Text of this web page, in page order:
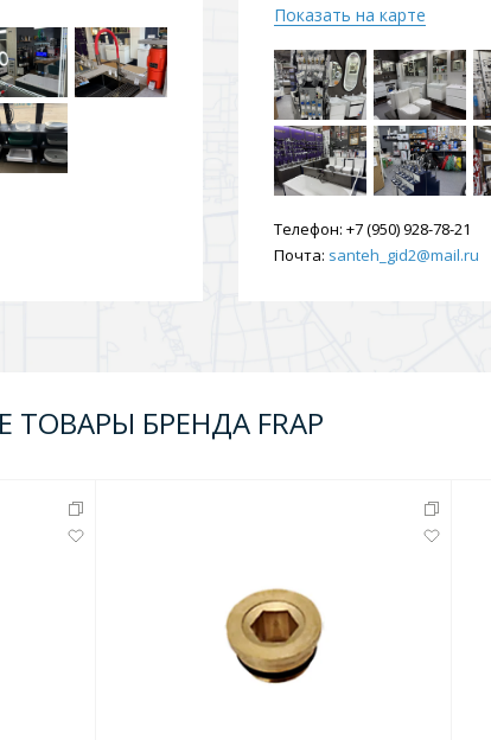
Показать на карте
Телефон: +7 (950) 928-78-21
Почта: santeh_gid2@mail.ru
ТОВАРЫ БРЕНДА FRAP